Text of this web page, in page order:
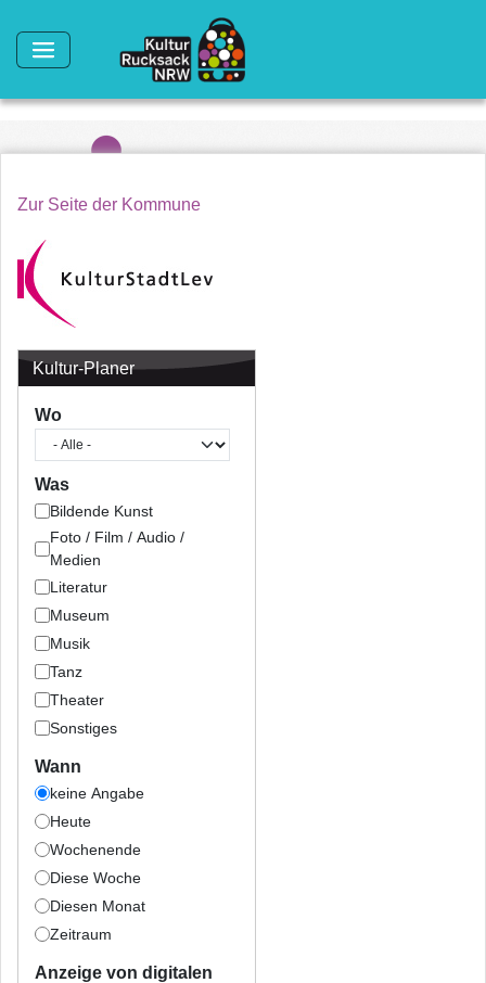
Zur Seite der Kommune
Kultur-Planer
Wo
Was
Bildende Kunst
Foto / Film / Audio /
Medien
Literatur
Museum
Musik
Tanz
Theater
Sonstiges
Wann
keine Angabe
Heute
Wochenende
Diese Woche
Diesen Monat
Zeitraum
Anzeige von digitalen